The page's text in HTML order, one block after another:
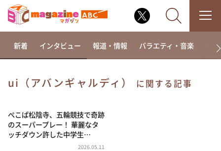
相席食堂
これ余談なんですけど・・・
～人生密着トークバラエティ！～ やすとものいたっ
新着 インタビュー 報道・情報 バラエティ・音楽 ド
ui（アバンギャルディ） に関する記事
ぺこぱ松陰寺、五輪競技で奇跡
のスーパープレー！ 華麗なタ
ッチダウン許した中学生…
2026.05.11